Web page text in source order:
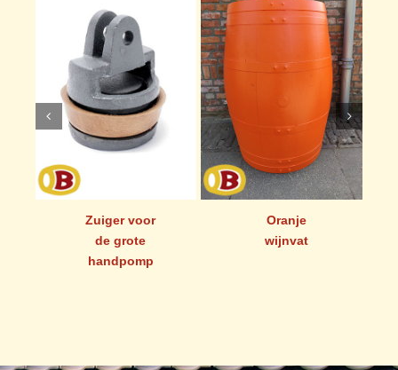
Oranje
wijnvat
Zinken
overloop /